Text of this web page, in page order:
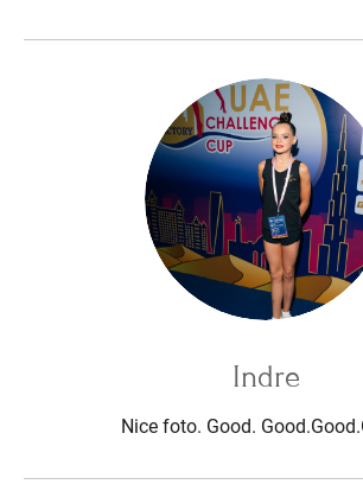
Indre
Nice foto. Good.